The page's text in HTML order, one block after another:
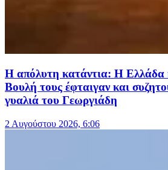
Η απόλυτη κατάντια: Η Ελλάδα
Βουλή τους έφταιγαν και
γυαλιά του Γεωργιάδη
2 Αυγούστου 2026, 6:06